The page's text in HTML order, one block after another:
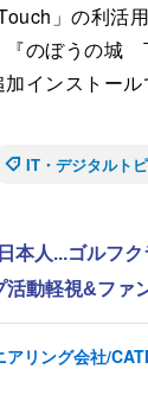
」の利活
のぼうの城
インストール
IT・デジタルト
本人...ゴルフ
活動軽視&フ
リング会社/